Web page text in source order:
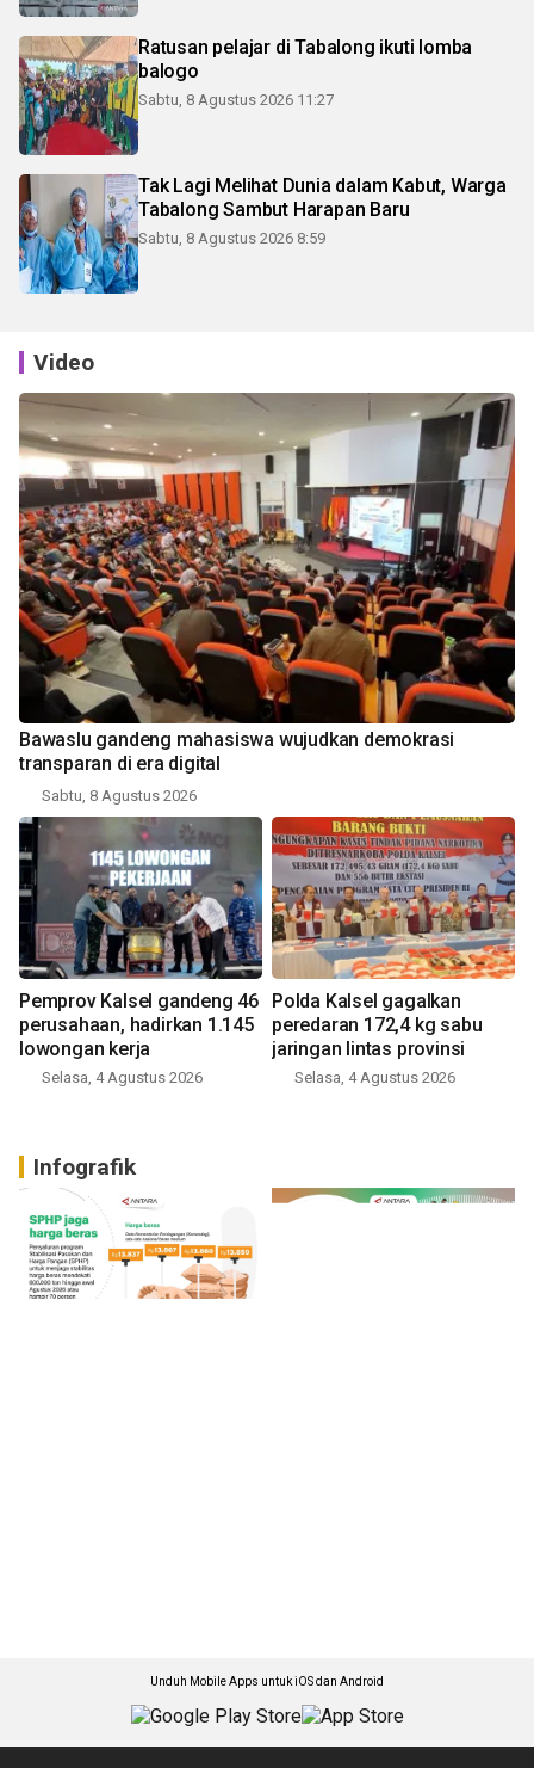
Ratusan pelajar di Tabalong ikuti lomba
balogo
Sabtu, 8 Agustus 2026 11:27
Tak Lagi Melihat Dunia dalam Kabut, Warga
Tabalong Sambut Harapan Baru
Sabtu, 8 Agustus 2026 8:59
Video
Bawaslu gandeng mahasiswa wujudkan demokrasi
transparan di era digital
Sabtu, 8 Agustus 2026
Pemprov Kalsel gandeng 46
perusahaan, hadirkan 1.145
lowongan kerja
Selasa, 4 Agustus 2026
Polda Kalsel gagalkan
peredaran 172,4 kg sabu
jaringan lintas provinsi
Selasa, 4 Agustus 2026
Infografik
Unduh Mobile Apps untuk iOS dan Android